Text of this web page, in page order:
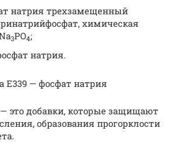
натрия трехзамещенный
химическая
3PO4;
натрия.
E339 — фосфат натрия
это добавки, которые защищают
образования прогорклости